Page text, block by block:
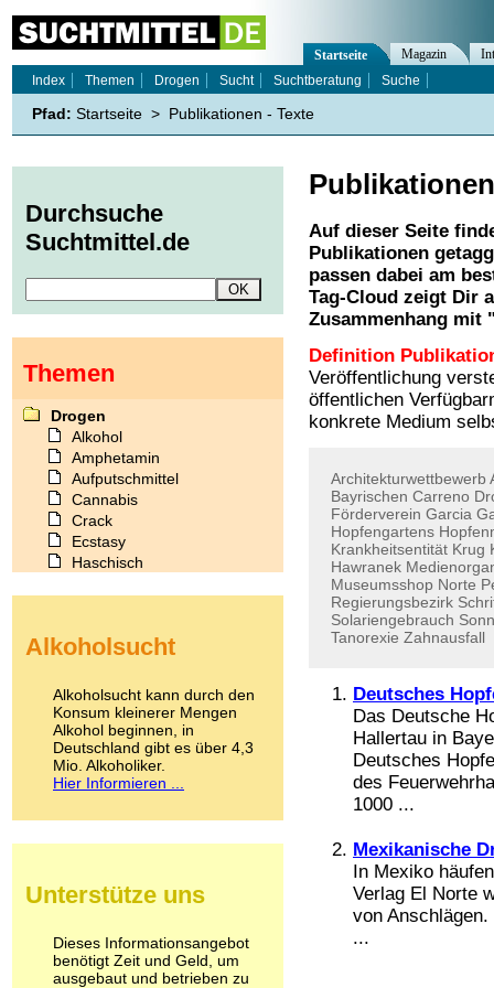
Publikationen
Auf dieser Seite
Publikationen
passen dabei am
Tag-Cloud zeigt Dir
Zusammenhang mit
Definition
Veröffentlichung
öffentlichen
konkrete Medium
Architekturwettbewerb
Bayrischen Carreno
Förderverein Garcia
Hopfengartens
Krankheitsentität Krug
Hawranek
Museumsshop Norte
Regierungsbezirk
Solariengebrauch
Tanorexie Zahnausfall
Deutsches
Das Deutsche
Hallertau in
Deutsches
des
1000 ...
Mexikanische
In Mexiko
Verlag El Norte
von
...
Startseite Magazin
Index
Themen Drogen Sucht Suchtberatung Suche
Pfad: Startseite > Publikationen - Texte
Durchsuche
Suchtmittel.de
Themen
Drogen
Alkohol
Amphetamin
Aufputschmittel
Cannabis
Crack
Ecstasy
Haschisch
Kokain
LSD
Marihuana
Medikamente
Meskalin
Metamphetamin
Methadon
Pilze
Psychopharmaka
Schlafmittel
Schmerzmittel
Alkoholsucht
Alkoholsucht kann durch den
Konsum kleinerer Mengen
Alkohol beginnen, in
Deutschland gibt es über 4,3
Mio. Alkoholiker.
Hier Informieren ...
Unterstütze uns
Dieses Informationsangebot
benötigt Zeit und Geld, um
ausgebaut und betrieben zu